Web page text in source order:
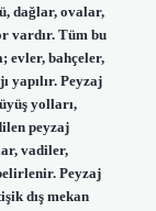
dağlar, ovalar,
vardır. Tüm bu
evler, bahçeler,
yapılır. Peyzaj
yolları,
peyzaj
vadiler,
Peyzaj
dış mekan